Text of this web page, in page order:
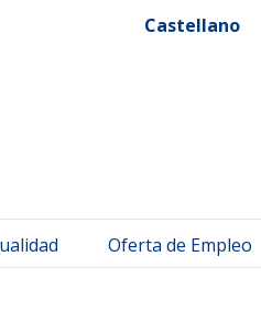
Castellano
Oferta de Empleo